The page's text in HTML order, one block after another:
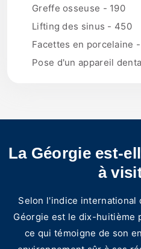
Greffe osseuse - 190
Lifting des sinus - 450
Facettes en porcelaine
Pose d'un appareil
La Géorgie est-
à
Selon l'indice international
Géorgie est le dix-huitième
ce qui témoigne de son